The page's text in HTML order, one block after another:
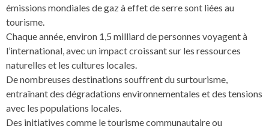
émissions mondiales de gaz à effet de serre sont liées au
tourisme.
Chaque année, environ 1,5 milliard de personnes voyagent à
l’international, avec un impact croissant sur les ressources
naturelles et les cultures locales.
De nombreuses destinations souffrent du surtourisme,
entraînant des dégradations environnementales et des tensions
avec les populations locales.
Des initiatives comme le tourisme communautaire ou